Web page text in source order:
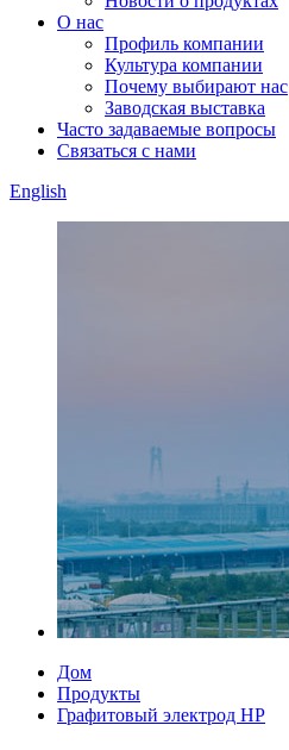
О нас
Профиль компании
Культура компании
Почему выбирают нас
Заводская выставка
Часто задаваемые вопросы
Связаться с нами
English
Дом
Продукты
Графитовый электрод HP